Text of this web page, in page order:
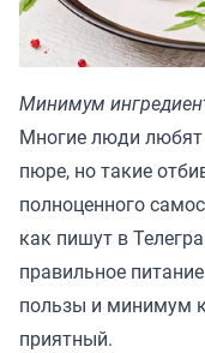
Минимум
Многие люди
пюре, но такие
полноценного
как пишут в
правильное питание
пользы и минимум
приятный.